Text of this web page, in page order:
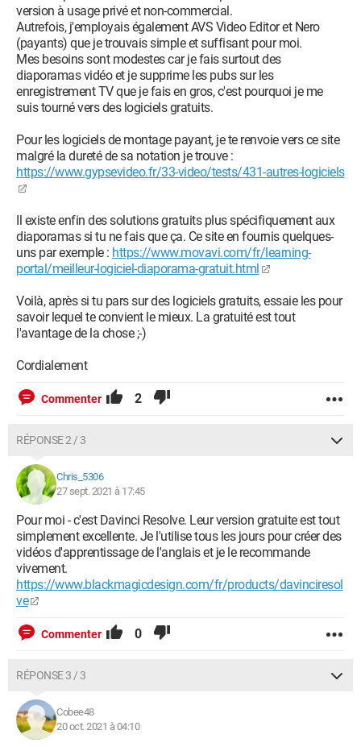
version à usage privé et non-commercial.
Autrefois, j'employais également AVS Video Editor et Nero
(payants) que je trouvais simple et suffisant pour moi.
Mes besoins sont modestes car je fais surtout des
diaporamas vidéo et je supprime les pubs sur les
enregistrement TV que je fais en gros, c'est pourquoi je me
suis tourné vers des logiciels gratuits.
Pour les logiciels de montage payant, je te renvoie vers ce site
malgré la dureté de sa notation je trouve :
https://www.gypsevideo.fr/33-video/tests/431-autres-logiciels
Il existe enfin des solutions gratuits plus spécifiquement aux
diaporamas si tu ne fais que ça. Ce site en fournis quelques-
uns par exemple : https://www.movavi.com/fr/learning-
portal/meilleur-logiciel-diaporama-gratuit.html
Voilà, après si tu pars sur des logiciels gratuits, essaie les pour
savoir lequel te convient le mieux. La gratuité est tout
l'avantage de la chose ;-)
Cordialement
Commenter 2
RÉPONSE 2 / 3
Chris_5306
27 sept. 2021 à 17:45
Pour moi - c'est Davinci Resolve. Leur version gratuite est tout
simplement excellente. Je l'utilise tous les jours pour créer des
vidéos d'apprentissage de l'anglais et je le recommande
vivement.
https://www.blackmagicdesign.com/fr/products/davinciresol
ve
Commenter 0
RÉPONSE 3 / 3
Cobee48
20 oct. 2021 à 04:10